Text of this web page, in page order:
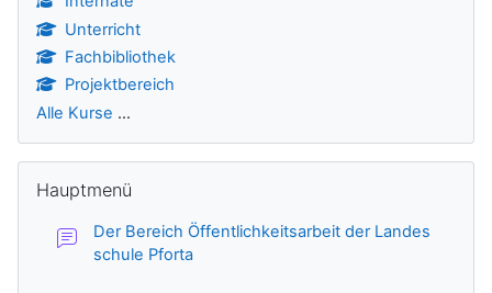
Unterricht
Fachbibliothek
Projektbereich
Alle Kurse ...
Hauptmenü
Der Bereich Öffentlichkeitsarbeit der Landes
schule PfortaForum